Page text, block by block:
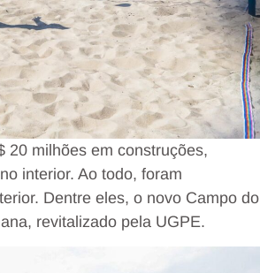
20 milhões em construções,
interior. Ao todo, foram
Dentre eles, o novo Campo do
revitalizado pela UGPE.